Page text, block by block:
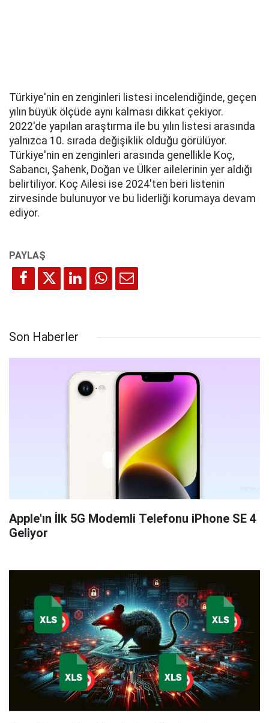
Türkiye'nin en zenginleri listesi incelendiğinde, geçen
yılın büyük ölçüde aynı kalması dikkat çekiyor.
2022'de yapılan araştırma ile bu yılın listesi arasında
yalnızca 10. sırada değişiklik olduğu görülüyor.
Türkiye'nin en zenginleri arasında genellikle Koç,
Sabancı, Şahenk, Doğan ve Ülker ailelerinin yer aldığı
belirtiliyor. Koç Ailesi ise 2024'ten beri listenin
zirvesinde bulunuyor ve bu liderliği korumaya devam
ediyor.
Son Haberler
Apple'ın İlk 5G Modemli Telefonu iPhone SE 4
Geliyor